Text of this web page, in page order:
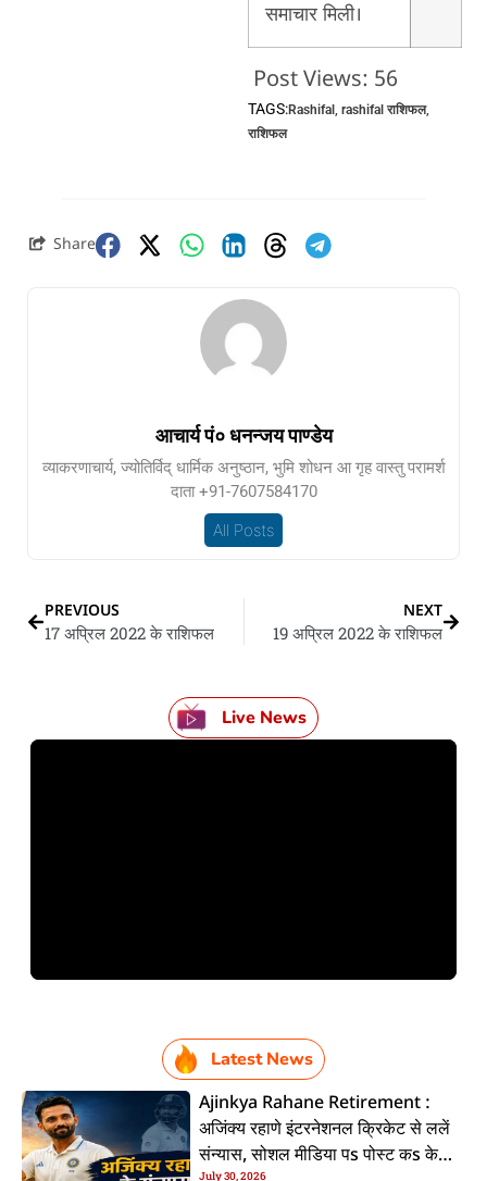
समाचार मिली।
Post Views: 56
TAGS:Rashifal, rashifal राशिफल,
राशिफल
Share
आचार्य पं० धनन्जय पाण्डेय
व्याकरणाचार्य, ज्योतिर्विद् धार्मिक अनुष्ठान, भुमि शोधन आ गृह वास्तु परामर्श
दाता +91-7607584170
All Posts
PREVIOUS
17 अप्रिल 2022 के राशिफल
NEXT
19 अप्रिल 2022 के राशिफल
Live News
Latest News
Ajinkya Rahane Retirement :
अजिंक्य रहाणे इंटरनेशनल क्रिकेट से ललें
संन्यास, सोशल मीडिया पs पोस्ट कs के
July 30, 2026